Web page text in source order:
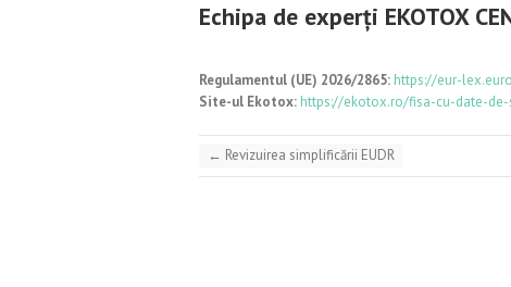
Echipa de experți EKOTOX
Regulamentul (UE) 2026/2865: https://eur-
Site-ul Ekotox: https://ekotox.ro/fisa-cu-date-
← Revizuirea simplificării EUDR